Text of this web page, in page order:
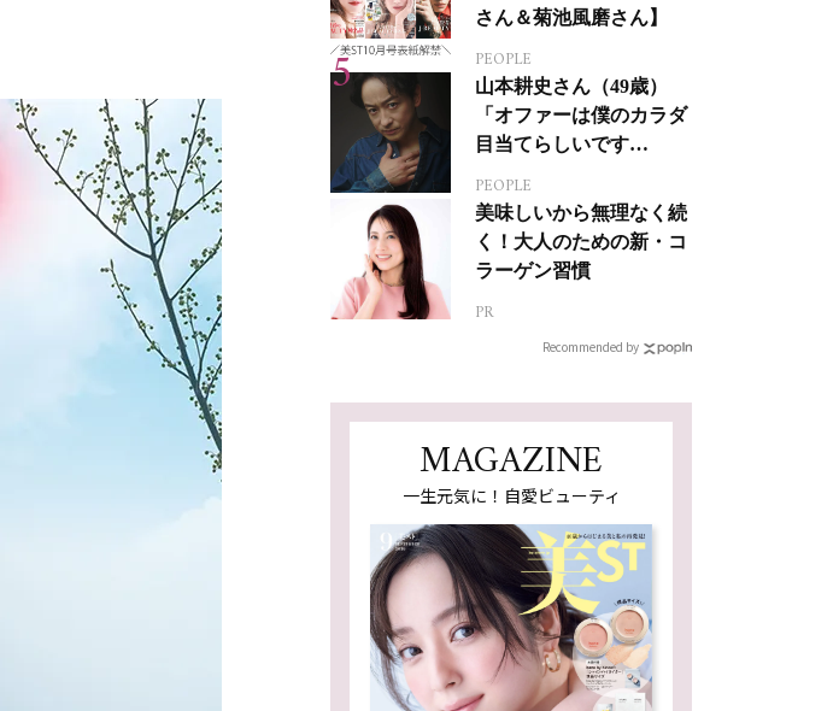
さん＆菊池風磨さん】
PEOPLE
山本耕史さん（49歳）
「オファーは僕のカラダ
目当てらしいです
ジカルへの挑戦
PEOPLE
美味しいから無理なく続
く！大人のための新・コ
ラーゲン習慣
PR
Recommended by
MAGAZINE
一生元気に！自愛ビューティ